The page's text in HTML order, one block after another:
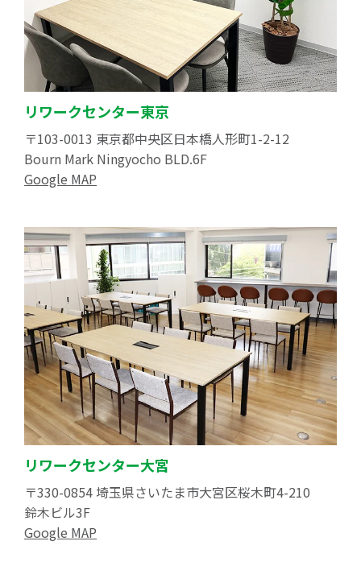
リワークセンター東京
〒103-0013 東京都中央区日本橋人形町1-2-12
Bourn Mark Ningyocho BLD.6F
Google MAP
リワークセンター大宮
〒330-0854 埼玉県さいたま市大宮区桜木町4-210
鈴木ビル3F
Google MAP